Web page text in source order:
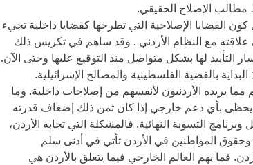
مطالب الإصلاح الحقيقي.
القضايا الإصلاحية التي تطرحها كقضايا داخلية تجيء
علاقته مع النظام الأردني . وقد ساهم في تكريس ذلك
لها بشكل متواصل منذ التوقيع عليها وحتى الآن.
بالقضية الفلسطينية والمصالح الإسرائيلية.
يريده الأردنيون لأنفسهم من إصلاحات داخلية. وما
يحظى بأي دعم خارجي إذا كان ثمن ذلك إضعاف قدرته
التسوية النهائية. فالمشكلة التي تجابه الأردن،
وحقوق المواطنين في الأردن تأتي في أدنى سلم
فما يهم العالم الخارجي فيما يتعلق بالأردن هي